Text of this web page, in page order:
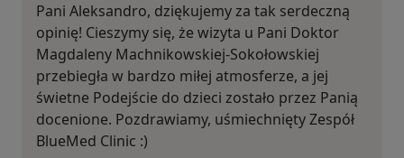
Pani Aleksandro, dziękujemy za tak serdeczną
opinię! Cieszymy się, że wizyta u Pani Doktor
Magdaleny Machnikowskiej-Sokołowskiej
przebiegła w bardzo miłej atmosferze, a jej
świetne Podejście do dzieci zostało przez Panią
docenione. Pozdrawiamy, uśmiechnięty Zespół
BlueMed Clinic :)